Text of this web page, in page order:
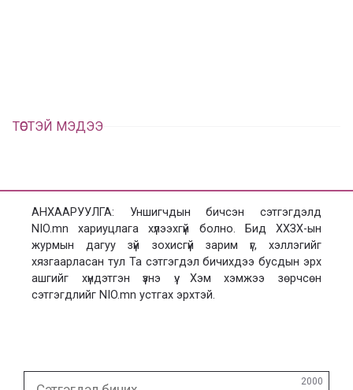
ТӨСТЭЙ МЭДЭЭ
АНХААРУУЛГА: Уншигчдын бичсэн сэтгэгдэлд
NIO.mn хариуцлага хүлээхгүй болно. Бид ХХЗХ-ын
журмын дагуу зүй зохисгүй зарим үг, хэллэгийг
хязгаарласан тул Та сэтгэгдэл бичихдээ бусдын эрх
ашгийг хүндэтгэн үзнэ үү. Хэм хэмжээ зөрчсөн
сэтгэгдлийг NIO.mn устгах эрхтэй.
2000